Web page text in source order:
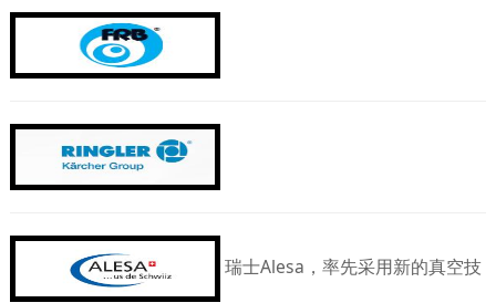
瑞士Alesa，率先采用新的真空技